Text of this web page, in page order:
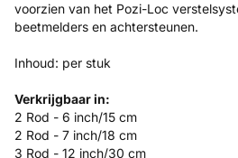
voorzien van het Pozi-Loc
beetmelders en achtersteunen.
Inhoud: per stuk
Verkrijgbaar in:
2 Rod - 6 inch/15 cm
2 Rod - 7 inch/18 cm
3 Rod - 12 inch/30 cm